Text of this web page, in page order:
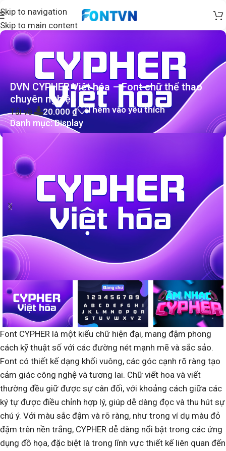
Skip to navigation
Skip to main content
DVN CYPHER Việt hóa – Font chữ thể thao
chuyên nghiệp
Tải về 20.000 ₫ Thêm vào yêu thích
Danh mục:Display
Font CYPHER là một kiểu chữ hiện đại, mang đậm phong
cách kỹ thuật số với các đường nét mạnh mẽ và sắc sảo.
Font có thiết kế dạng khối vuông, các góc cạnh rõ ràng tạo
cảm giác công nghệ và tương lai. Chữ viết hoa và viết
thường đều giữ được sự cân đối, với khoảng cách giữa các
ký tự được điều chỉnh hợp lý, giúp dễ dàng đọc và thu hút sự
chú ý. Với màu sắc đậm và rõ ràng, như trong ví dụ màu đỏ
đậm trên nền trắng, CYPHER dễ dàng nổi bật trong các ứng
dụng đồ họa, đặc biệt là trong lĩnh vực thiết kế liên quan đến